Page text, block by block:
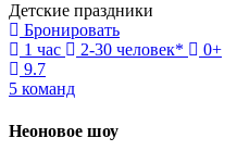
Детские праздники
Бронировать
1 час
2-30 человек*
0+
9.7
5 команд
Неоновое шоу